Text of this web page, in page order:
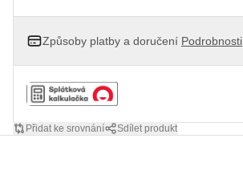
Způsoby platby a doručení Podrobnosti
Přidat ke srovnání Sdílet produkt